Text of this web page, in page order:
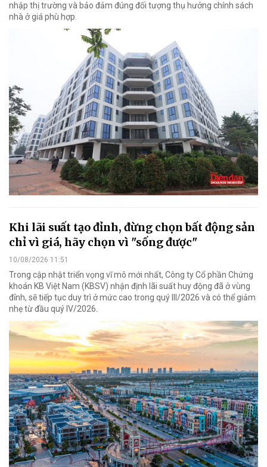
nhập thị trường và bảo đảm đúng đối tượng thụ hưởng chính sách
nhà ở giá phù hợp.
Khi lãi suất tạo đỉnh, đừng chọn bất động sản
chỉ vì giá, hãy chọn vì "sống được"
10/08/2026 11:51
Trong cập nhật triển vọng vĩ mô mới nhất, Công ty Cổ phần Chứng
khoán KB Việt Nam (KBSV) nhận định lãi suất huy động đã ở vùng
đỉnh, sẽ tiếp tục duy trì ở mức cao trong quý III/2026 và có thể giảm
nhẹ từ đầu quý IV/2026.